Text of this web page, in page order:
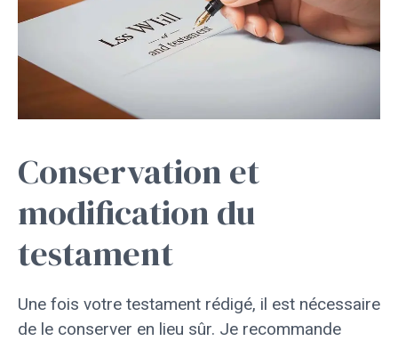
Conservation et
modification du
testament
Une fois votre testament rédigé, il est nécessaire
de le conserver en lieu sûr. Je recommande